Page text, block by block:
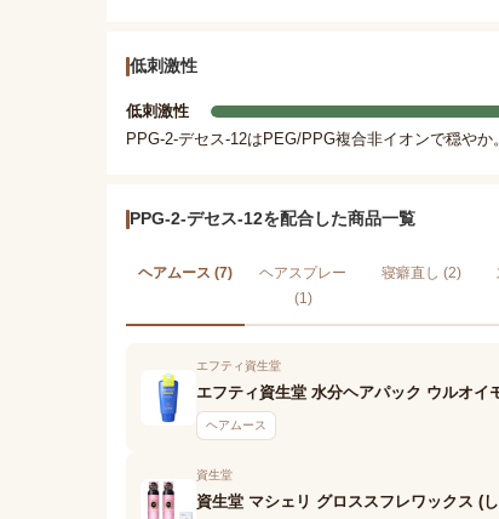
低刺激性
低刺激性
PPG-2-デセス-12はPEG/PPG複合非イオンで穏や
PPG-2-デセス-12を配合した商品一覧
ヘアムース (7)
ヘアスプレー
(1)
寝癖直し (2)
エフティ資生堂
エフティ資生堂 水分ヘアパック ウルオイ
ヘアムース
資生堂
資生堂 マシェリ グロススフレワックス (